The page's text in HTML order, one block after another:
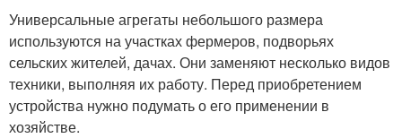
Универсальные агрегаты небольшого размера
используются на участках фермеров, подворьях
сельских жителей, дачах. Они заменяют несколько видов
техники, выполняя их работу. Перед приобретением
устройства нужно подумать о его применении в
хозяйстве.